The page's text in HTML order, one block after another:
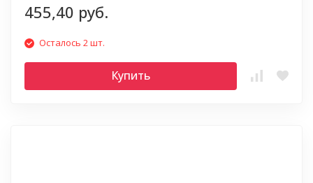
455,40 руб.
Осталось 2 шт.
Купить